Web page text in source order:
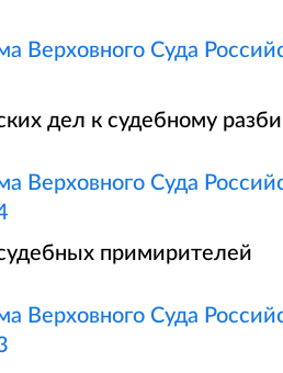
Верховного Суда
дел к судебному
Верховного Суда
примирителей
Верховного Суда